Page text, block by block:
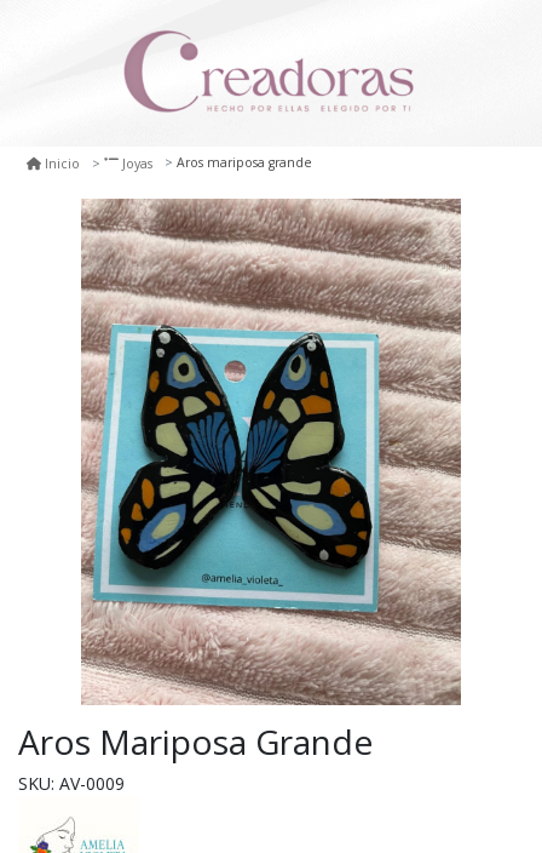
Inicio Joyas Aros mariposa grande
Aros Mariposa Grande
SKU: AV-0009